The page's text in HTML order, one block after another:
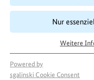
Nur
Weitere
Powered by
sgalinski Cookie Consent
06/2018
Förderung
500 LandInitiativen